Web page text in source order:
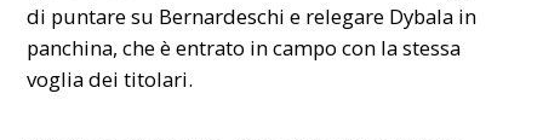
di puntare su Bernardeschi e relegare Dybala in
panchina, che è entrato in campo con la stessa
voglia dei titolari.